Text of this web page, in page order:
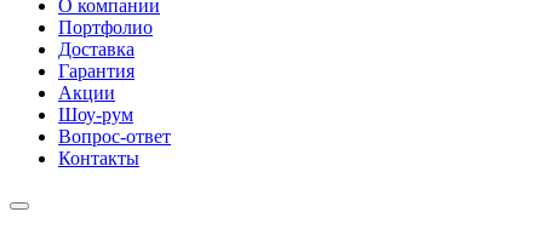
О компании
Портфолио
Доставка
Гарантия
Акции
Шоу-рум
Вопрос-ответ
Контакты